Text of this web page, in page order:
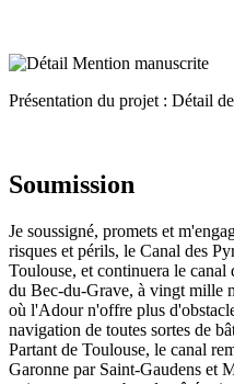
Présentation du projet : Détail
Soumission
Je soussigné, promets et
risques et périls, le Canal des
Toulouse, et continuera le
du Bec-du-Grave, à vingt mille
où l'Adour n'offre plus
navigation de toutes sortes de
Partant de Toulouse, le canal
Garonne par Saint-Gaudens et